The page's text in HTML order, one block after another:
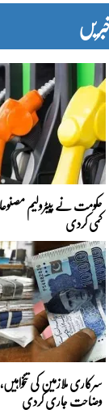
حکومت نے پیٹرولیم
کمی کردی
سرکاری ملازمین کی
وضاحت جاری کردی